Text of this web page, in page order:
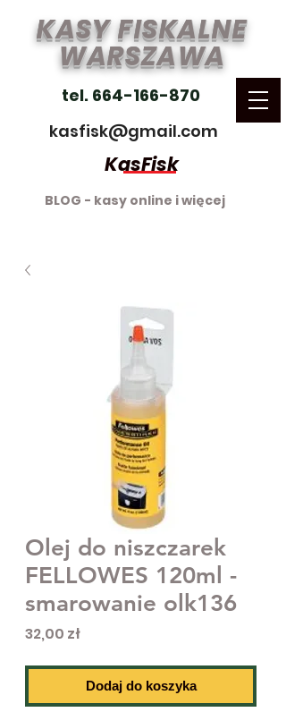
KASY FISKALNE
WARSZAWA
tel. 664-166-870
kasfisk@gmail.com
BLOG - kasy online i więcej
KasFisk
Olej do niszczarek
FELLOWES 120ml -
smarowanie olk136
32,00 złCena
Dodaj do koszyka